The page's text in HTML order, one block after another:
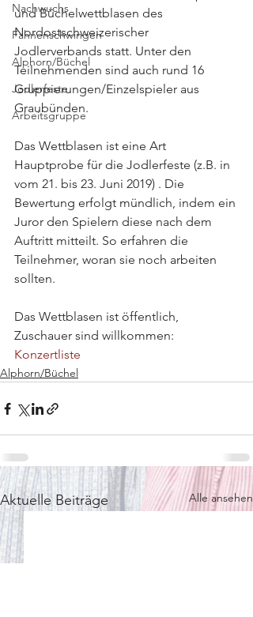
Nachwuchs
Fahnenschwingen
Alphorn/Büchel
Jodlerfeste
Arbeitsgruppe
und Büchelwettblasen des
Nordostschweizerischer
Jodlerverbands statt. Unter den
Teilnehmenden sind auch rund 16
Gruppierungen/Einzelspieler aus
Graubünden.
Das Wettblasen ist eine Art
Hauptprobe für die Jodlerfeste (z.B. in
vom 21. bis 23. Juni 2019) . Die
Bewertung erfolgt mündlich, indem ein
Juror den Spielern diese nach dem
Auftritt mitteilt. So erfahren die
Teilnehmer, woran sie noch arbeiten
sollten.
Das Wettblasen ist öffentlich,
Zuschauer sind willkommen:
Konzertliste
Alphorn/Büchel
Aktuelle Beiträge Alle ansehen